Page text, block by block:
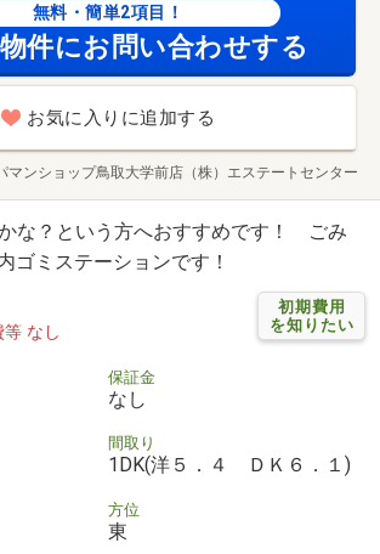
無料・簡単2項目！
件にお問い合わせする
お気に入りに追加する
マンショップ鳥取大学前店（株）エステートセンター
な？という方へおすすめです！ ごみ
ゴミステーションです！
初期費用
を知りたい
なし
保証金
なし
間取り
1DK(洋５．４ ＤＫ６．１)
方位
東